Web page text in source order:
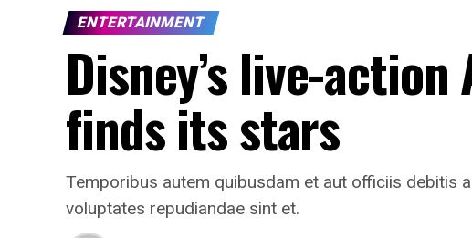
ENTERTAINMENT
Disney’s live-
finds its stars
Temporibus autem quibusdam et aut officiis debitis
voluptates repudiandae sint et.